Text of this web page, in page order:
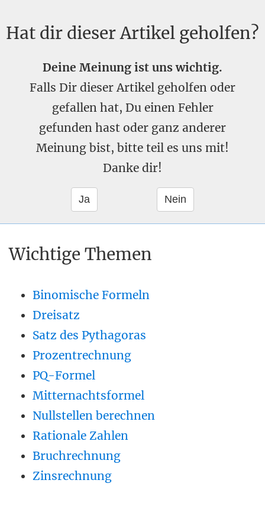
Hat dir dieser Artikel geholfen?
Deine Meinung ist uns wichtig.
Falls Dir dieser Artikel geholfen oder
gefallen hat, Du einen Fehler
gefunden hast oder ganz anderer
Meinung bist, bitte teil es uns mit!
Danke dir!
Wichtige Themen
Binomische Formeln
Dreisatz
Satz des Pythagoras
Prozentrechnung
PQ-Formel
Mitternachtsformel
Nullstellen berechnen
Rationale Zahlen
Bruchrechnung
Zinsrechnung